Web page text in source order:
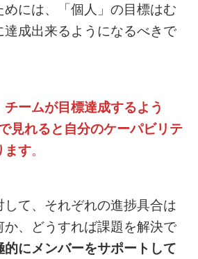
めには、「個人」の目標はむ
達成出来るようになるべきで
チームが目標達成するよう
見れると自分のケーパビリテ
ます。
て、それぞれの進捗具合は
か、どうすれば課題を解決で
的にメンバーをサポートして